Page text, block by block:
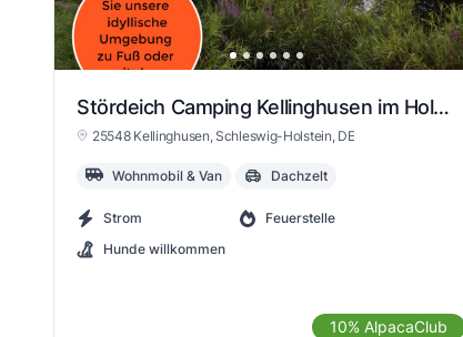
Stördeich Camping Kellinghusen im Holsteiner Auenland
25548 Kellinghusen, Schleswig-Holstein, DE
Wohnmobil & Van Dachzelt
Strom
Feuerstelle
Hunde willkommen
10% AlpacaClub
View slide 1
View slide 2
View slide 3
View slide 4
View slide 5